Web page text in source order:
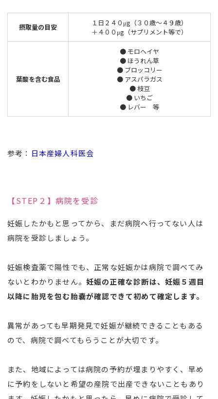
摂取量の目安
１日２４０μg（３０歳～４９歳）
＋４００μg（サプリメント等で）
葉酸を含む食品
● モロヘイヤ
● ほうれん草
● ブロッコリー
● アスパラガス
● 枝豆
● いちご
● レバー 等
参考： 日本産婦人科医会
【STEP２】病院を受診
妊娠したかもと思ってから、まだ病院へ行ってない人は
病院を受診しましょう。
妊娠検査薬で陽性でも、正常な妊娠かは病院で調べてみ
ないとわかりません。 妊娠の正確な診断は、妊娠５週目
以降に胎児を包む胎嚢が確認できて初めて確定します。
異常があっても早期発見で妊娠が継続できることもある
ので、病院で調べてもらうことが大切です。
また、地域によっては病院の予約が埋まりやすく、早め
に予約をしないと希望の産院で出産できないこともあり